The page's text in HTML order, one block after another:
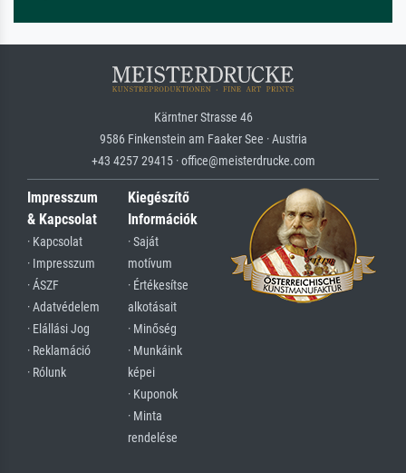
Kärntner Strasse 46
9586 Finkenstein am Faaker See · Austria
+43 4257 29415 · office@meisterdrucke.com
Impresszum
& Kapcsolat
· Kapcsolat
· Impresszum
· ÁSZF
· Adatvédelem
· Elállási Jog
· Reklamáció
· Rólunk
Kiegészítő
Információk
· Saját
motívum
· Értékesítse
alkotásait
· Minőség
· Munkáink
képei
· Kuponok
· Minta
rendelése